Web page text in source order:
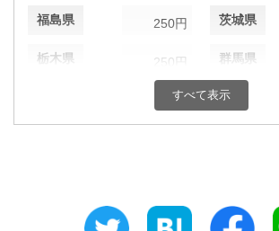
福島県 250円 茨城県
栃木県 250円 群馬県
250円 千葉県
250円 福井県
すべて表示